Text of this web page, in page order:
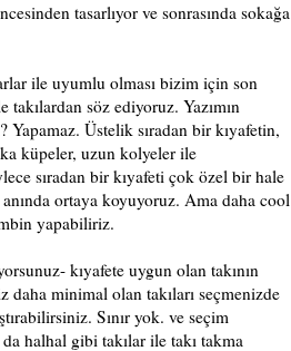
tasarlıyor ve sonrasında sokağa
ile uyumlu olması bizim için son
söz ediyoruz. Yazımın
Yapamaz. Üstelik sıradan bir kıyafetin,
küpeler, uzun kolyeler ile
sıradan bir kıyafeti çok özel bir hale
ortaya koyuyoruz. Ama daha cool
yapabiliriz.
kıyafete uygun olan takının
minimal olan takıları seçmenizde
Sınır yok. ve seçim
halhal gibi takılar ile takı takma